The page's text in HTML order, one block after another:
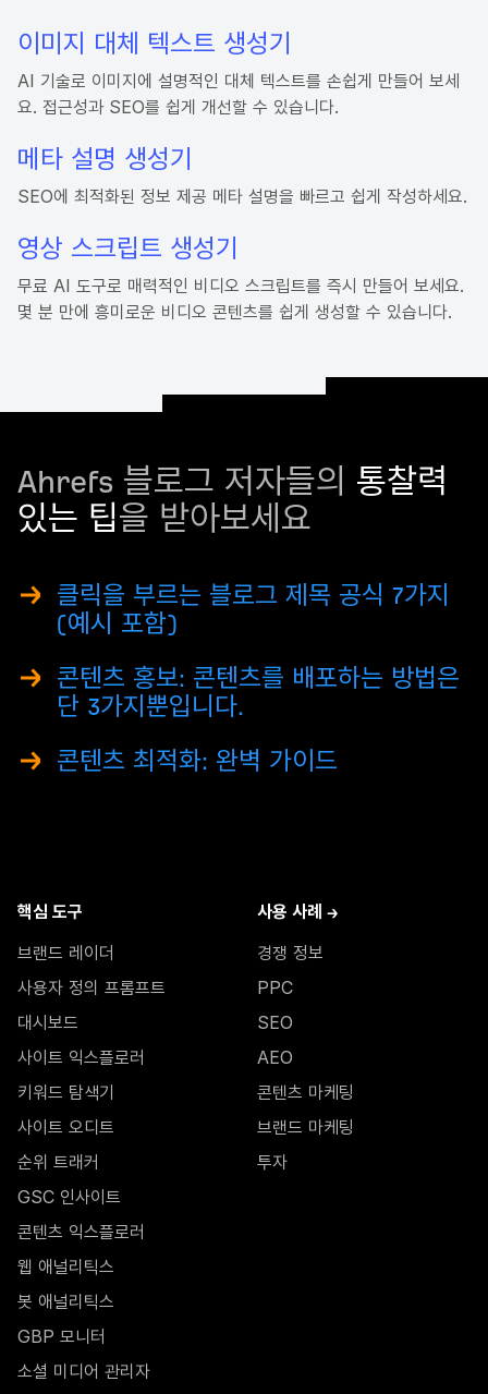
이미지 대체 텍스트 생성기
AI 기술로 이미지에 설명적인 대체 텍스트를 손쉽게 만들어 보세
요. 접근성과 SEO를 쉽게 개선할 수 있습니다.
메타 설명 생성기
SEO에 최적화된 정보 제공 메타 설명을 빠르고 쉽게 작성하세요.
영상 스크립트 생성기
무료 AI 도구로 매력적인 비디오 스크립트를 즉시 만들어 보세요.
몇 분 만에 흥미로운 비디오 콘텐츠를 쉽게 생성할 수 있습니다.
Ahrefs 블로그 저자들의 통찰력
있는 팁을 받아보세요
클릭을 부르는 블로그 제목 공식 7가지
(예시 포함)
콘텐츠 홍보: 콘텐츠를 배포하는 방법은
단 3가지뿐입니다.
콘텐츠 최적화: 완벽 가이드
핵심 도구
브랜드 레이더
사용자 정의 프롬프트
대시보드
사이트 익스플로러
키워드 탐색기
사이트 오디트
순위 트래커
GSC 인사이트
콘텐츠 익스플로러
웹 애널리틱스
봇 애널리틱스
GBP 모니터
소셜 미디어 관리자
사용 사례 →
경쟁 정보
PPC
SEO
AEO
콘텐츠 마케팅
브랜드 마케팅
투자